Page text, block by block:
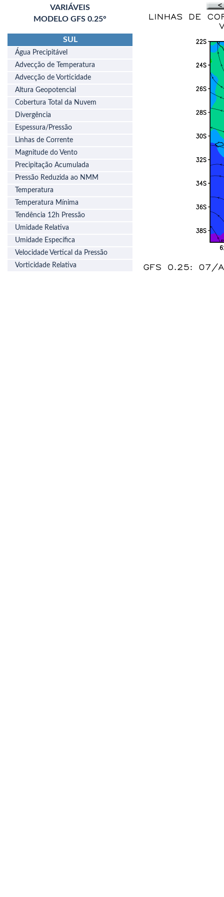
VARIÁVEIS
MODELO GFS 0.25°
SUL
Água Precipitável
Advecção de Temperatura
Advecção de Vorticidade
Altura Geopotencial
Cobertura Total da Nuvem
Divergência
Espessura/Pressão
Linhas de Corrente
Magnitude do Vento
Precipitação Acumulada
Pressão Reduzida ao NMM
Temperatura
Temperatura Mínima
Tendência 12h Pressão
Umidade Relativa
Umidade Específica
Velocidade Vertical da Pressão
Vorticidade Relativa